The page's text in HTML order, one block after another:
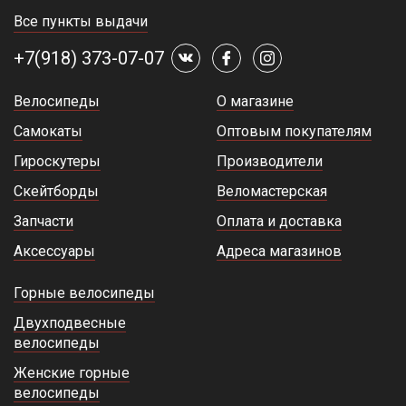
Все пункты выдачи
+7(918) 373-07-07
Велосипеды
Самокаты
Гироскутеры
Скейтборды
Запчасти
Аксессуары
О магазине
Оптовым покупателям
Производители
Веломастерская
Оплата и доставка
Адреса магазинов
Горные велосипеды
Двухподвесные
велосипеды
Женские горные
велосипеды